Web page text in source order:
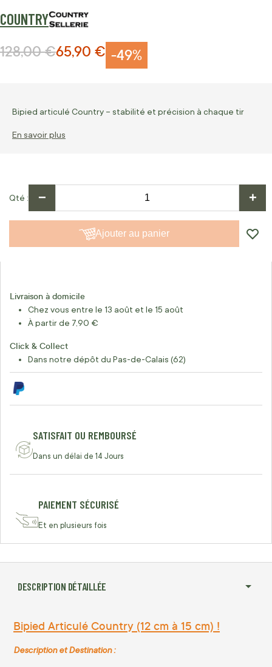
COUNTRY
-49%
Prix Spécial
65,90 €
Prix normal
128,00 €
Bipied articulé Country – stabilité et précision à chaque tir
En savoir plus
Qté − +
Ajouter au panier
Livraison à domicile
Chez vous entre le 13 août et le 15 août
À partir de 7,90 €
Click & Collect
Dans notre dépôt du Pas-de-Calais (62)
SATISFAIT OU REMBOURSÉ
Dans un délai de 14 Jours
PAIEMENT SÉCURISÉ
Et en plusieurs fois
DESCRIPTION DÉTAILLÉE
Bipied Articulé Country (12 cm à 15 cm) !
Description et Destination :